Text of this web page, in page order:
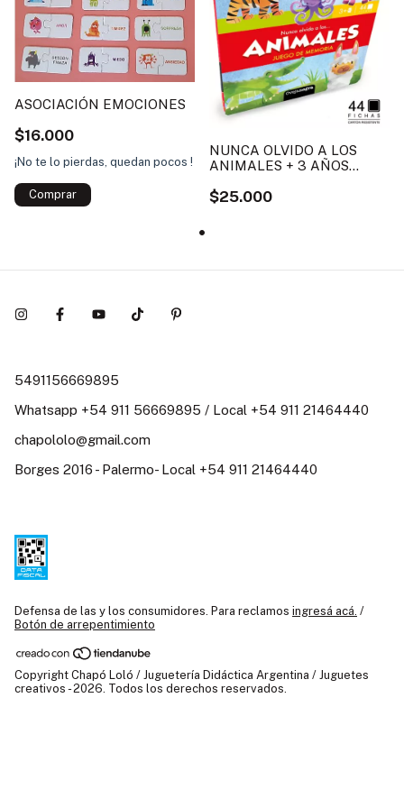
ASOCIACIÓN EMOCIONES
$16.000
¡No te lo pierdas, quedan pocos !
NUNCA OLVIDO A LOS
ANIMALES + 3 AÑOS
OVEJA
$25.000
5491156669895
Whatsapp +54 911 56669895 / Local +54 911 21464440
chapololo@gmail.com
Borges 2016 - Palermo- Local +54 911 21464440
Defensa de las y los consumidores. Para reclamos ingresá acá. /
Botón de arrepentimiento
Copyright Chapó Loló / Juguetería Didáctica Argentina / Juguetes
creativos - 2026. Todos los derechos reservados.